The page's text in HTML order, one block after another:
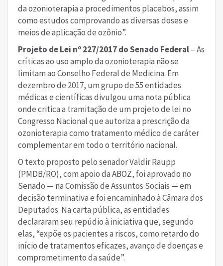
da ozonioterapia a procedimentos placebos, assim
como estudos comprovando as diversas doses e
meios de aplicação de ozônio”.
Projeto de Lei nº 227/2017 do Senado Federal– As
críticas ao uso amplo da ozonioterapia não se
limitam ao Conselho Federal de Medicina. Em
dezembro de 2017, um grupo de 55 entidades
médicas e científicas divulgou uma nota pública
onde critica a tramitação de um projeto de lei no
Congresso Nacional que autoriza a prescrição da
ozonioterapia como tratamento médico de caráter
complementar em todo o território nacional.
O texto proposto pelo senador Valdir Raupp
(PMDB/RO), com apoio da ABOZ, foi aprovado no
Senado — na Comissão de Assuntos Sociais — em
decisão terminativa e foi encaminhado à Câmara dos
Deputados. Na carta pública, as entidades
declararam seu repúdio à iniciativa que, segundo
elas, “expõe os pacientes a riscos, como retardo do
início de tratamentos eficazes, avanço de doenças e
comprometimento da saúde”.